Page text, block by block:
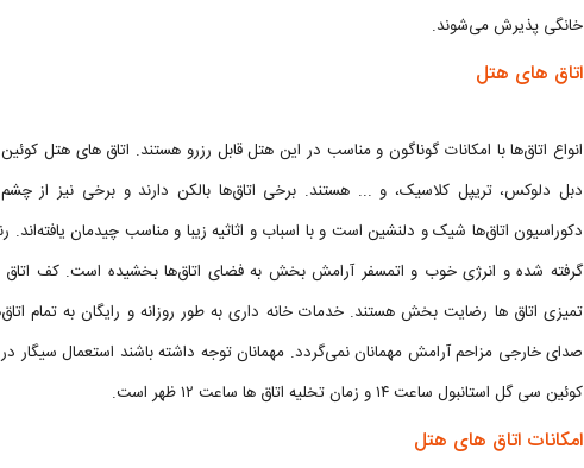
خانگی پذیرش می‌شوند.
اتاق های هتل
انواع اتاق‌ها با امکانات گوناگون و مناسب در این هتل قابل رزرو هستند. اتاق های هتل
دبل دلوکس، تریپل کلاسیک، و ... هستند. برخی اتاق‌ها بالکن دارند و برخی نیز از چشم
دکوراسیون اتاق‌ها شیک و دلنشین است و با اسباب و اثاثیه زیبا و مناسب چیدمان یافته‌اند.
گرفته شده و انرژی خوب و اتمسفر آرامش بخش به فضای اتاق‌ها بخشیده است. کف اتاق
تمیزی اتاق ها رضایت بخش هستند. خدمات خانه داری به طور روزانه و رایگان به تمام
صدای خارجی مزاحم آرامش مهمانان نمی‌گردد. مهمانان توجه داشته باشند استعمال سیگار
کوئین سی گل استانبول ساعت ۱۴ و زمان تخلیه اتاق ها ساعت ۱۲ ظهر است.
امکانات اتاق های هتل